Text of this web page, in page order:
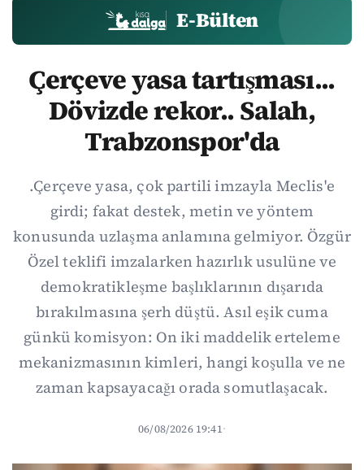
E-Bülten
Çerçeve yasa tartışması...
Dövizde rekor.. Salah,
Trabzonspor'da
.Çerçeve yasa, çok partili imzayla Meclis'e
girdi; fakat destek, metin ve yöntem
konusunda uzlaşma anlamına gelmiyor. Özgür
Özel teklifi imzalarken hazırlık usulüne ve
demokratikleşme başlıklarının dışarıda
bırakılmasına şerh düştü. Asıl eşik cuma
günkü komisyon: On iki maddelik erteleme
mekanizmasının kimleri, hangi koşulla ve ne
zaman kapsayacağı orada somutlaşacak.
06/08/2026 19:41·